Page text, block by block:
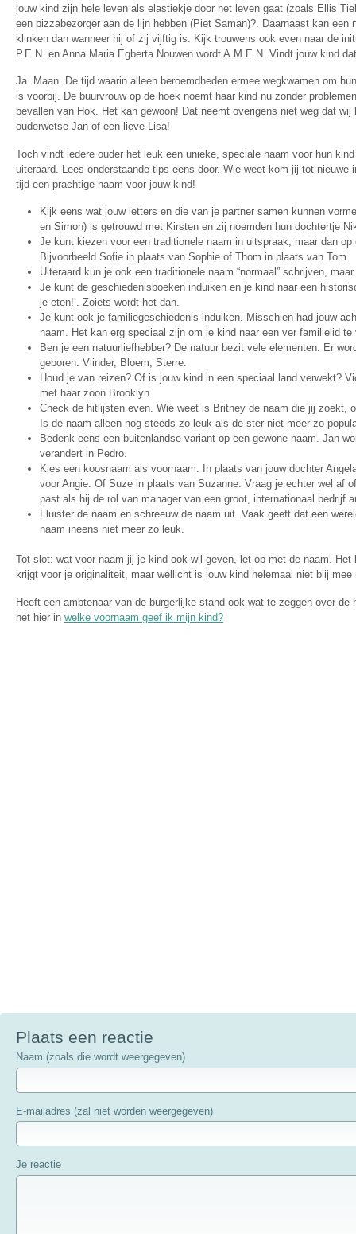
jouw kind zijn hele leven als elastiekje door het leven gaat (zoals Ellis
een pizzabezorger aan de lijn hebben (Piet Saman)?. Daarnaast kan een
klinken dan wanneer hij of zij vijftig is. Kijk trouwens ook even naar de
P.E.N. en Anna Maria Egberta Nouwen wordt A.M.E.N. Vindt jouw kind
Ja. Maan. De tijd waarin alleen beroemdheden ermee wegkwamen om
is voorbij. De buurvrouw op de hoek noemt haar kind nu zonder
bevallen van Hok. Het kan gewoon! Dat neemt overigens niet weg dat
ouderwetse Jan of een lieve Lisa!
Toch vindt iedere ouder het leuk een unieke, speciale naam voor hun
uiteraard. Lees onderstaande tips eens door. Wie weet kom jij tot nieuwe
tijd een prachtige naam voor jouw kind!
Kijk eens wat jouw letters en die van je partner samen kunnen
en Simon) is getrouwd met Kirsten en zij noemden hun dochtertje
Je kunt kiezen voor een traditionele naam in uitspraak, maar dan
Bijvoorbeeld Sofie in plaats van Sophie of Thom in plaats van Tom.
Uiteraard kun je ook een traditionele naam “normaal” schrijven,
Je kunt de geschiedenisboeken induiken en je kind naar een
je eten!’. Zoiets wordt het dan.
Je kunt ook je familiegeschiedenis induiken. Misschien had jouw
naam. Het kan erg speciaal zijn om je kind naar een ver familielid te
Ben je een natuurliefhebber? De natuur bezit vele elementen. Er
geboren: Vlinder, Bloem, Sterre.
Houd je van reizen? Of is jouw kind in een speciaal land verwekt?
met haar zoon Brooklyn.
Check de hitlijsten even. Wie weet is Britney de naam die jij zoekt,
Is de naam alleen nog steeds zo leuk als de ster niet meer zo
Bedenk eens een buitenlandse variant op een gewone naam. Jan
verandert in Pedro.
Kies een koosnaam als voornaam. In plaats van jouw dochter
voor Angie. Of Suze in plaats van Suzanne. Vraag je echter wel af
past als hij de rol van manager van een groot, internationaal bedrijf
Fluister de naam en schreeuw de naam uit. Vaak geeft dat een
naam ineens niet meer zo leuk.
Tot slot: wat voor naam jij je kind ook wil geven, let op met de naam.
krijgt voor je originaliteit, maar wellicht is jouw kind helemaal niet blij
Heeft een ambtenaar van de burgerlijke stand ook wat te zeggen over
het hier in welke voornaam geef ik mijn kind?
Plaats een reactie
Naam (zoals die wordt weergegeven)
E-mailadres (zal niet worden weergegeven)
Je reactie